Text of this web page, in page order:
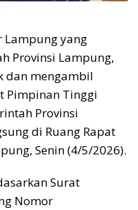
Lampung yang
Provinsi Lampung,
dan mengambil
Pimpinan Tinggi
Provinsi
di Ruang Rapat
Senin (4/5/2026).
Surat
Nomor